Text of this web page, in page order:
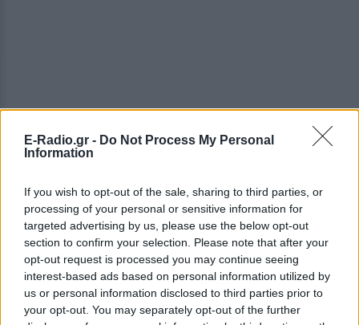
E-Radio.gr - Do Not Process My Personal
Information
If you wish to opt-out of the sale, sharing to third parties, or
processing of your personal or sensitive information for
targeted advertising by us, please use the below opt-out
section to confirm your selection. Please note that after your
opt-out request is processed you may continue seeing
interest-based ads based on personal information utilized by
us or personal information disclosed to third parties prior to
your opt-out. You may separately opt-out of the further